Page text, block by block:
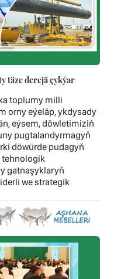
täze derejä çykýar
toplumy milli
orny eýeläp, ykdysady
eýsem, döwletimiziň
pugtalandyrmagyň
döwürde pudagyň
tehnologik
gatnaşyklaryň
we strategik